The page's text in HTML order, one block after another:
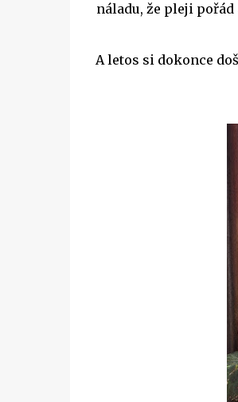
náladu, že pleji
A letos si dokonce